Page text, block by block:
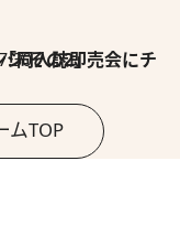
売会にチャレンジ その2」
ムTOP